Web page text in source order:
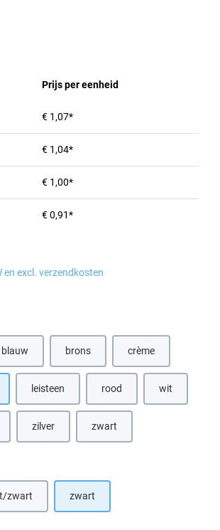
Prijs per eenheid
€ 1,07*
€ 1,04*
€ 1,00*
€ 0,91*
en excl. verzendkosten
blauw(Deze optie is momenteel niet beschikbaar.)
brons
(Deze optie is momenteel niet
crème(Deze optie is
leisteen rood wit(Deze optie is
is momenteel niet beschikbaar.)
zilver zwart
niet beschikbaar.)
zwart
(Deze optie is momenteel niet beschikbaar.)
zwart